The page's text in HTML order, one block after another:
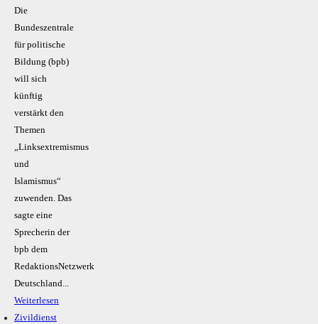
Die
Bundeszentrale
für politische
Bildung (bpb)
will sich
künftig
verstärkt den
Themen
„Linksextremismus
und
Islamismus“
zuwenden. Das
sagte eine
Sprecherin der
bpb dem
RedaktionsNetzwerk
Deutschland...
Weiterlesen
Zivildienst